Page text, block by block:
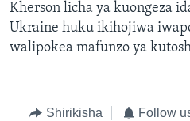
Kherson licha ya kuongeza
Ukraine huku ikihojiwa
walipokea mafunzo ya
Shirikisha Follow